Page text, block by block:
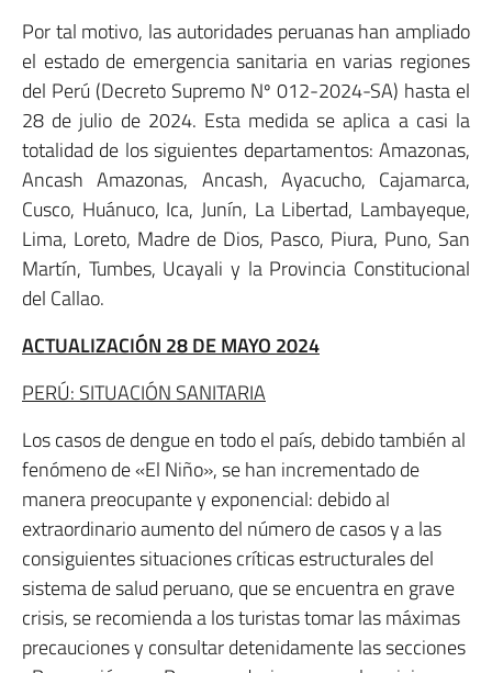
Por tal motivo, las autoridades peruanas han ampliado
el estado de emergencia sanitaria en varias regiones
del Perú (Decreto Supremo Nº 012-2024-SA) hasta el
28 de julio de 2024. Esta medida se aplica a casi la
totalidad de los siguientes departamentos: Amazonas,
Ancash Amazonas, Ancash, Ayacucho, Cajamarca,
Cusco, Huánuco, Ica, Junín, La Libertad, Lambayeque,
Lima, Loreto, Madre de Dios, Pasco, Piura, Puno, San
Martín, Tumbes, Ucayali y la Provincia Constitucional
del Callao.
ACTUALIZACIÓN 28 DE MAYO 2024
PERÚ: SITUACIÓN SANITARIA
Los casos de dengue en todo el país, debido también al
fenómeno de «El Niño», se han incrementado de
manera preocupante y exponencial: debido al
extraordinario aumento del número de casos y a las
consiguientes situaciones críticas estructurales del
sistema de salud peruano, que se encuentra en grave
crisis, se recomienda a los turistas tomar las máximas
precauciones y consultar detenidamente las secciones